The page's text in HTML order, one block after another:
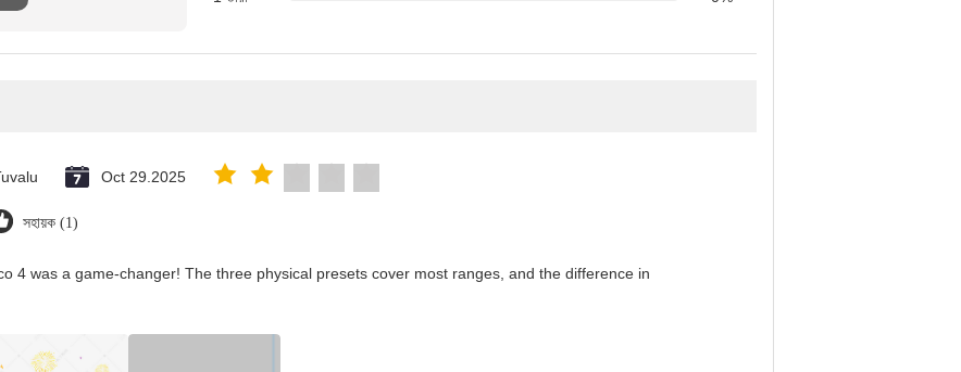
Oct 29.2025
সহায়ক (1)
4 was a game-changer! The three physical presets cover most ranges, and the difference in